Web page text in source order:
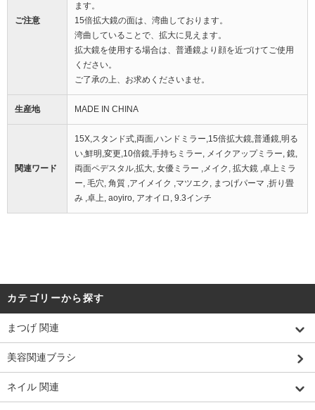
ご注意
ます。
15倍拡大鏡の面は、湾曲しております。
湾曲していることで、拡大に見えます。
拡大鏡を使用する場合は、普通鏡より顔を近づけてご使用
ください。
ご了承の上、お求めくださいませ。
生産地 MADE IN CHINA
関連ワード
15X,スタンド式,両面,ハンドミラー,15倍拡大鏡,普通鏡,明る
い,鮮明,変更,10倍鏡,手持ちミラー, メイクアップミラー, 鏡,
両面ペデスタル,拡大, 女優ミラー ,メイク, 拡大鏡 ,卓上ミラ
ー, 毛穴, 角質 ,アイメイク ,マツエク, まつげパーマ ,折り畳
み ,卓上, aoyiro, アオイロ, 9.3インチ
カテゴリーから探す
まつげ 関連
美容関連ブラシ
ネイル 関連